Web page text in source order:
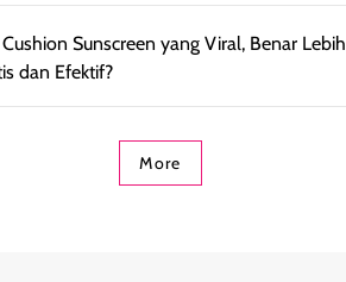
Sunscreen yang Viral, Benar Lebih
dan Efektif?
More